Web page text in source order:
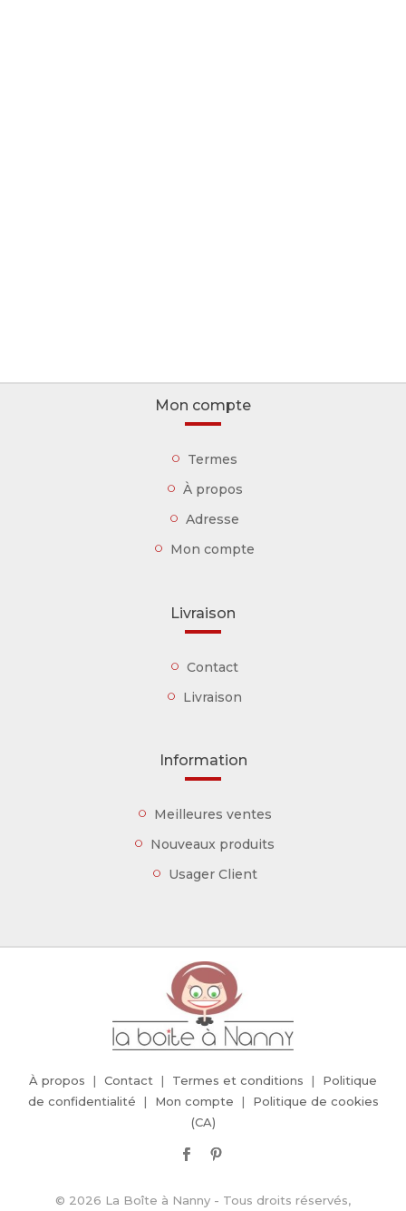
Mon compte
Termes
À propos
Adresse
Mon compte
Livraison
Contact
Livraison
Information
Meilleures ventes
Nouveaux produits
Usager Client
À propos Contact Termes et conditions
Politique
de confidentialité
Mon compte
Politique de cookies
(CA)
© 2026 La Boîte à Nanny - Tous droits réservés,